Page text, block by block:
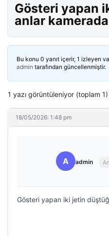
Gösteri yapan
anlar kamerada
Bu konu 0 yanıt içerir, 1 izleyen
admin tarafından güncellenmiştir.
1 yazı görüntüleniyor (toplam 1)
18/05/2026: 1:48 pm
A admin
Gösteri yapan iki jetin